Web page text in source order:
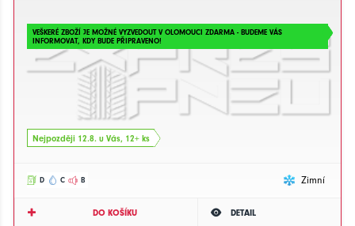
VEŠKERÉ ZBOŽÍ JE MOŽNÉ VYZVEDOUT V OLOMOUCI ZDARMA - BUDEME VÁS
INFORMOVAT, KDY BUDE PŘIPRAVENO!
Nejpozději 12.8. u Vás, 12+ ks
D C B Zimní
DO KOŠÍKU DETAIL